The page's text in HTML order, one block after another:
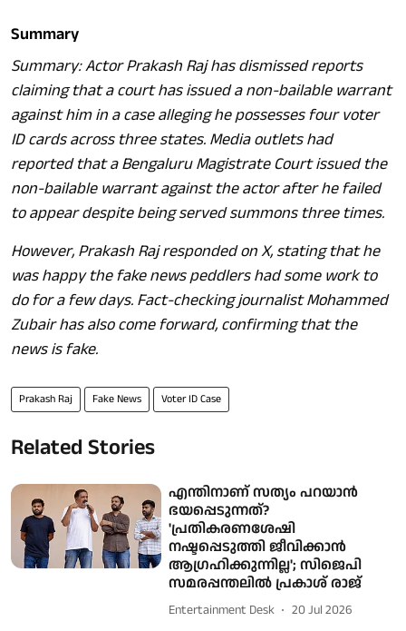
Summary
Summary: Actor Prakash Raj has dismissed reports
claiming that a court has issued a non-bailable warrant
against him in a case alleging he possesses four voter
ID cards across three states. Media outlets had
reported that a Bengaluru Magistrate Court issued the
non-bailable warrant against the actor after he failed
to appear despite being served summons three times.
However, Prakash Raj responded on X, stating that he
was happy the fake news peddlers had some work to
do for a few days. Fact-checking journalist Mohammed
Zubair has also come forward, confirming that the
news is fake.
Prakash Raj Fake News Voter ID Case
Related Stories
എന്തിനാണ് സത്യം പറയാന്‍
ഭയപ്പെടുന്നത്?
'പ്രതികരണശേഷി
നഷ്ടപ്പെടുത്തി ജീവിക്കാന്‍
ആഗ്രഹിക്കുന്നില്ല'; സിജെപി
സമരപ്പന്തലില്‍ പ്രകാശ് രാജ്
Entertainment Desk 20 Jul 2026